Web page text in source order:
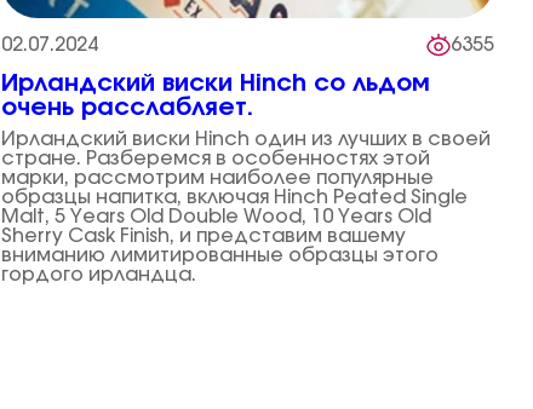
02.07.2024 6355
Ирландский виски Hinch со льдом
очень расслабляет.
Ирландский виски Hinch один из лучших в своей
стране. Разберемся в особенностях этой
марки, рассмотрим наиболее популярные
образцы напитка, включая Hinch Peated Single
Malt, 5 Years Old Double Wood, 10 Years Old
Sherry Cask Finish, и представим вашему
вниманию лимитированные образцы этого
гордого ирландца.